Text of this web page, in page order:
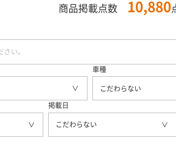
商品掲載点数 10,880
車種
こだわらない
掲載日
こだわらない